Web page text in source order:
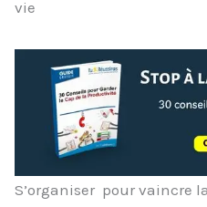
vie
S’organiser pour vaincre